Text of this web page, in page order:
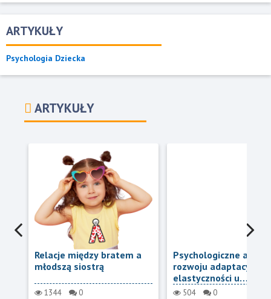
ARTYKUŁY
Psychologia Dziecka
ARTYKUŁY
Relacje między bratem a
młodszą siostrą
1344
0
Psychologiczne
rozwoju
elastyczności u
nastolatków
504
0